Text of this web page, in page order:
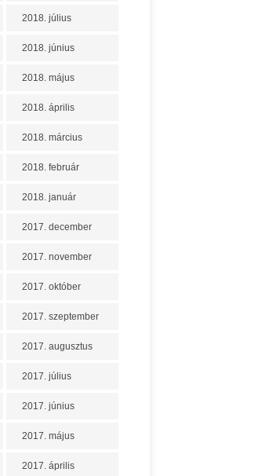
2018. július
2018. június
2018. május
2018. április
2018. március
2018. február
2018. január
2017. december
2017. november
2017. október
2017. szeptember
2017. augusztus
2017. július
2017. június
2017. május
2017. április